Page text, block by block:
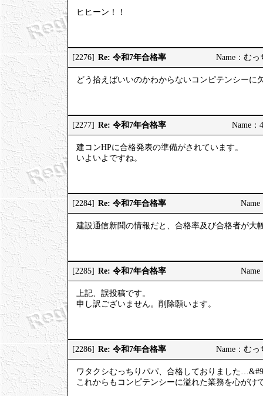
ヒヒーン！！
[2276] Re: 令和7年合格率 Name：む
どう拾えばいいのかわからないコンピテンシーに
[2277] Re: 令和7年合格率 Name
建コンHPに合格発表の準備がされています。
いよいよですね。
[2284] Re: 令和7年合格率
建設通信新聞の情報だと、合格率及び合格者が大
[2285] Re: 令和7年合格率
上記、誤投稿です。
申し訳ございません。削除願います。
[2286] Re: 令和7年合格率 Name：む
ワタクシむっちりパパ、合格しておりました
これからもコンピテンシーに溢れた業務を心がけ